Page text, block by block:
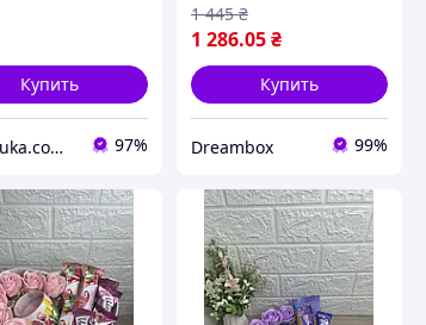
Купить
podaruka.com.ua 97%
1 286.05₴
1 445 ₴
Купить
Dreambox 99%